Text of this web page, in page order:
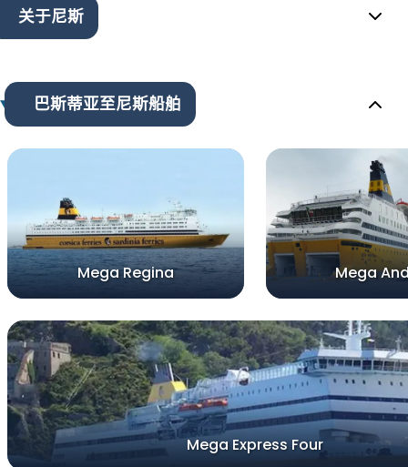
关于尼斯
巴斯蒂亚至尼斯船舶
Mega Regina Mega
Mega Express Four